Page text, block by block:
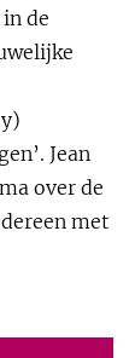
de
Jean
over de
met